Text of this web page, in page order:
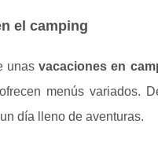
el camping
unasvacaciones en
menús variados.
día lleno de aventuras.